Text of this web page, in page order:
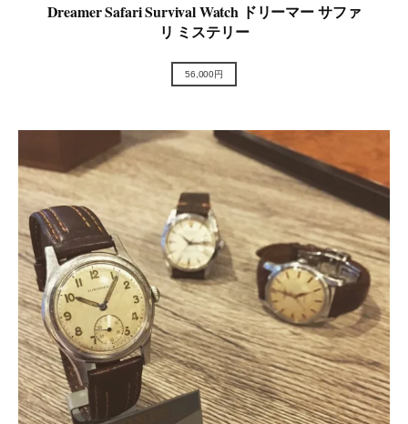
Dreamer Safari Survival Watch ドリーマー サファ
リ ミステリー
56,000円